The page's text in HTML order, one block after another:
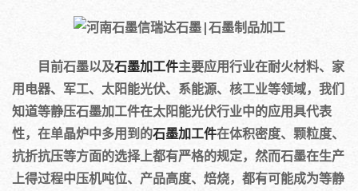
目前石墨以及石墨加工件主要应用行业在耐火材料、家
用电器、军工、太阳能光伏、系能源、核工业等领域，我们
知道等静压石墨加工件在太阳能光伏行业中的应用具代表
性，在单晶炉中多用到的石墨加工件在体积密度、颗粒度、
抗折抗压等方面的选择上都有严格的规定，然而石墨在生产
上得过程中压机吨位、产品高度、焙烧，都有可能成为等静